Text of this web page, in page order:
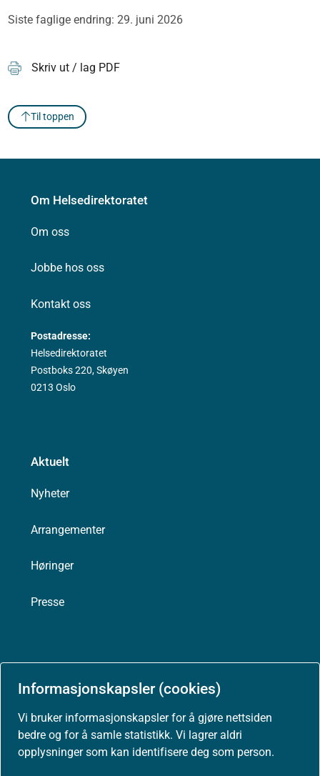
Informasjonskapsler (cookies)
Vi bruker informasjonskapsler for å gjøre nettsiden
bedre og for å samle statistikk. Vi lagrer aldri
opplysninger som kan identifisere deg som person.
Siste faglige endring: 29. juni 2026
Skriv ut / lag PDF
Til toppen
Om Helsedirektoratet
Om oss
Jobbe hos oss
Kontakt oss
Postadresse:
Helsedirektoratet
Postboks 220, Skøyen
0213 Oslo
Aktuelt
Nyheter
Arrangementer
Høringer
Presse
Om nettstedet
Personvernerklæring
Tilgjengelighetserklæring (uustatus.no)